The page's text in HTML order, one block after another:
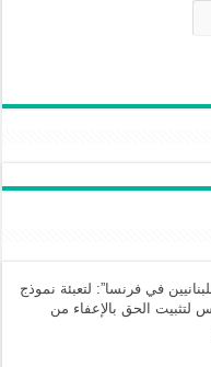
في فرنسا”: لتعبئة نموذج
لتثبيت الحق بالإعفاء من